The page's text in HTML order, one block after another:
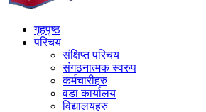
गृहपृष्ठ
परिचय
संक्षिप्त परिचय
संगठनात्मक स्वरुप
कर्मचारीहरु
वडा कार्यालय
विद्यालयहरु